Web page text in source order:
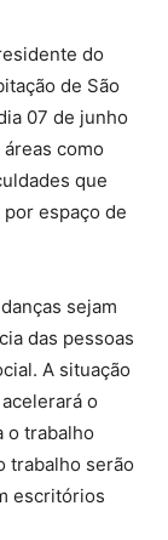
do
de São
07 de junho
como
que
espaço de
sejam
das pessoas
A situação
o
o trabalho
trabalho serão
escritórios